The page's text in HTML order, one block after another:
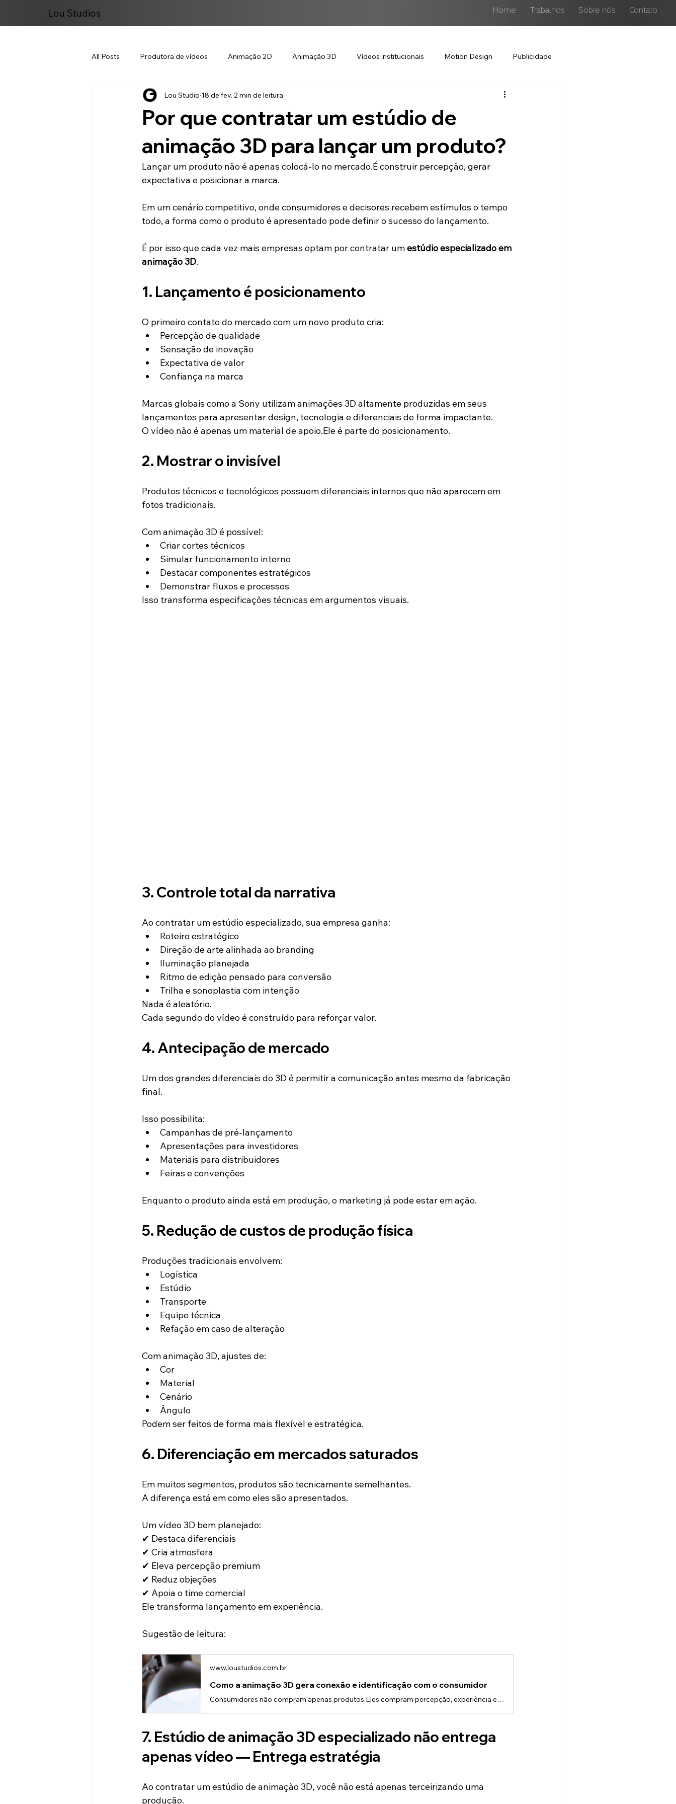
Lou Studios Home Trabalhos Sobre nós Contato
All Posts Produtora de vídeos Animação 2D Animação 3D Vídeos institucionais Motion Design Publicidade
Marketing Digital
Por que contratar um estúdio de
animação 3D para lançar um produto?
Lou Studio 18 de fev. 2 min de leitura
Lançar um produto não é apenas colocá-lo no mercado.É construir percepção, gerar
expectativa e posicionar a marca.
Em um cenário competitivo, onde consumidores e decisores recebem estímulos o tempo
todo, a forma como o produto é apresentado pode definir o sucesso do lançamento.
É por isso que cada vez mais empresas optam por contratar um estúdio especializado em
animação 3D.
1. Lançamento é posicionamento
O primeiro contato do mercado com um novo produto cria:
Percepção de qualidade
Sensação de inovação
Expectativa de valor
Confiança na marca
Marcas globais como a Sony utilizam animações 3D altamente produzidas em seus
lançamentos para apresentar design, tecnologia e diferenciais de forma impactante.
O vídeo não é apenas um material de apoio.Ele é parte do posicionamento.
2. Mostrar o invisível
Produtos técnicos e tecnológicos possuem diferenciais internos que não aparecem em
fotos tradicionais.
Com animação 3D é possível:
Criar cortes técnicos
Simular funcionamento interno
Destacar componentes estratégicos
Demonstrar fluxos e processos
Isso transforma especificações técnicas em argumentos visuais.
3. Controle total da narrativa
Ao contratar um estúdio especializado, sua empresa ganha:
Roteiro estratégico
Direção de arte alinhada ao branding
Iluminação planejada
Ritmo de edição pensado para conversão
Trilha e sonoplastia com intenção
Nada é aleatório.
Cada segundo do vídeo é construído para reforçar valor.
4. Antecipação de mercado
Um dos grandes diferenciais do 3D é permitir a comunicação antes mesmo da fabricação
final.
Isso possibilita:
Campanhas de pré-lançamento
Apresentações para investidores
Materiais para distribuidores
Feiras e convenções
Enquanto o produto ainda está em produção, o marketing já pode estar em ação.
5. Redução de custos de produção física
Produções tradicionais envolvem:
Logística
Estúdio
Transporte
Equipe técnica
Refação em caso de alteração
Com animação 3D, ajustes de:
Cor
Material
Cenário
Ângulo
Podem ser feitos de forma mais flexível e estratégica.
6. Diferenciação em mercados saturados
Em muitos segmentos, produtos são tecnicamente semelhantes.
A diferença está em como eles são apresentados.
Um vídeo 3D bem planejado:
✔ Destaca diferenciais
✔ Cria atmosfera
✔ Eleva percepção premium
✔ Reduz objeções
✔ Apoia o time comercial
Ele transforma lançamento em experiência.
Sugestão de leitura:
www.loustudios.com.br
Como a animação 3D gera conexão e identificação com o consumidor
Consumidores não compram apenas produtos.Eles compram percepção, experiência e conexão.E em um mercado saturado de imagens estáticas e vídeos genéricos, a animação 3D surge como uma ferramenta poderosa para criar identificação real com o público.Mas por quê?Porque o 3D não apenas mostra — ele constrói experiência.Identificação começa pela clarezaUm dos principais fatores que geram conexão é compreensão.Quando o consumidor entende claramente: • Como o produto funciona • Por que ele é diferente •
7. Estúdio de animação 3D especializado não entrega
apenas vídeo — Entrega estratégia
Ao contratar um estúdio de animação 3D, você não está apenas terceirizando uma
produção.